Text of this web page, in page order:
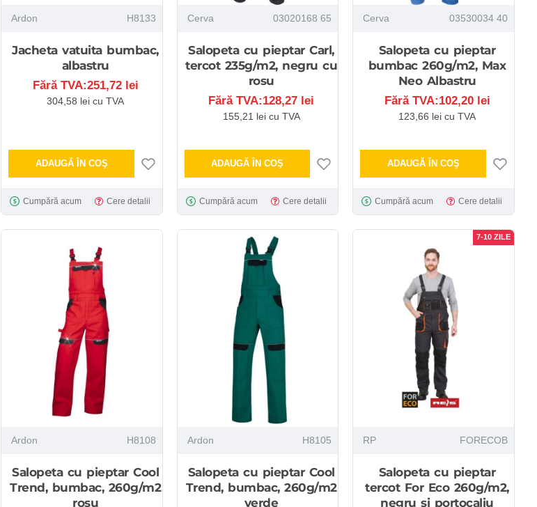
Ardon H8133
Jacheta vatuita bumbac,
albastru
Fără TVA:251,72 lei
304,58 lei cu TVA
ADAUGĂ ÎN COŞ
Cumpără acum Cere detalii
Cerva 03020168 65
Salopeta cu pieptar Carl,
tercot 235g/m2, negru cu
rosu
Fără TVA:128,27 lei
155,21 lei cu TVA
ADAUGĂ ÎN COŞ
Cumpără acum Cere detalii
Cerva 03530034 40
Salopeta cu pieptar
bumbac 260g/m2, Max
Neo Albastru
Fără TVA:102,20 lei
123,66 lei cu TVA
ADAUGĂ ÎN COŞ
Cumpără acum Cere detalii
Ardon H8108
Salopeta cu pieptar Cool
Trend, bumbac, 260g/m2
rosu
Ardon H8105
Salopeta cu pieptar Cool
Trend, bumbac, 260g/m2
verde
7-10 ZILE
RP FORECOB
Salopeta cu pieptar
tercot For Eco 260g/m2,
negru si portocaliu